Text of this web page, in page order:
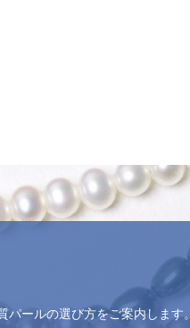
ールの選び方をご案内します。